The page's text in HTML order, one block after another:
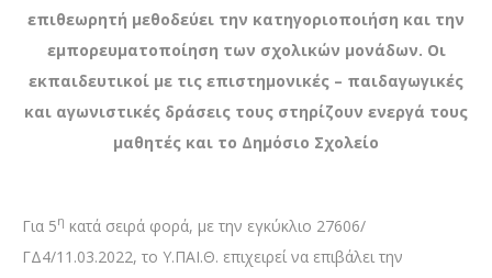
επιθεωρητή μεθοδεύει την κατηγοριοποιήση και την
εμπορευματοποίηση των σχολικών μονάδων. Οι
εκπαιδευτικοί με τις επιστημονικές – παιδαγωγικές
και αγωνιστικές δράσεις τους στηρίζουν ενεργά τους
μαθητές και το Δημόσιο Σχολείο
Για 5η κατά σειρά φορά, με την εγκύκλιο 27606/
ΓΔ4/11.03.2022, το Υ.ΠΑΙ.Θ. επιχειρεί να επιβάλει την